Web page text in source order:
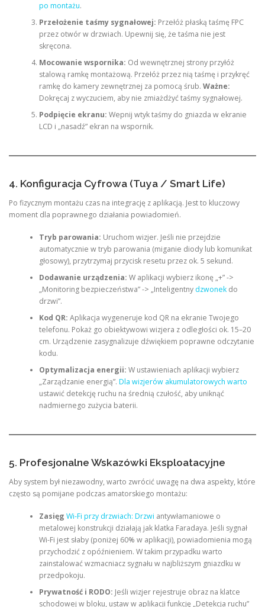
po montażu.
Przełożenie taśmy sygnałowej: Przełóż płaską taśmę FPC
przez otwór w drzwiach. Upewnij się, że taśma nie jest
skręcona.
Mocowanie wspornika: Od wewnętrznej strony przyłóż
stalową ramkę montażową. Przełóż przez nią taśmę i przykręć
ramkę do kamery zewnętrznej za pomocą śrub. Ważne:
Dokręcaj z wyczuciem, aby nie zmiażdżyć taśmy sygnałowej.
Podpięcie ekranu: Wepnij wtyk taśmy do gniazda w ekranie
LCD i „nasadź” ekran na wspornik.
4. Konfiguracja Cyfrowa (Tuya / Smart Life)
Po fizycznym montażu czas na integrację z aplikacją. Jest to kluczowy
moment dla poprawnego działania powiadomień.
Tryb parowania: Uruchom wizjer. Jeśli nie przejdzie
automatycznie w tryb parowania (miganie diody lub komunikat
głosowy), przytrzymaj przycisk resetu przez ok. 5 sekund.
Dodawanie urządzenia: W aplikacji wybierz ikonę „+” ->
„Monitoring bezpieczeństwa” -> „Inteligentny dzwonekdo
drzwi”.
Kod QR: Aplikacja wygeneruje kod QR na ekranie Twojego
telefonu. Pokaż go obiektywowi wizjera z odległości ok. 15–20
cm. Urządzenie zasygnalizuje dźwiękiem poprawne odczytanie
kodu.
Optymalizacja energii: W ustawieniach aplikacji wybierz
„Zarządzanie energią”. Dla wizjerów akumulatorowych warto
ustawić detekcję ruchu na średnią czułość, aby uniknąć
nadmiernego zużycia baterii.
5. Profesjonalne Wskazówki Eksploatacyjne
Aby system był niezawodny, warto zwrócić uwagę na dwa aspekty, które
często są pomijane podczas amatorskiego montażu:
Zasięg Wi-Fi przy drzwiach: Drzwi antywłamaniowe o
metalowej konstrukcji działają jak klatka Faradaya. Jeśli sygnał
Wi-Fi jest słaby (poniżej 60% w aplikacji), powiadomienia mogą
przychodzić z opóźnieniem. W takim przypadku warto
zainstalować wzmacniacz sygnału w najbliższym gniazdku w
przedpokoju.
Prywatność i RODO: Jeśli wizjer rejestruje obraz na klatce
schodowej w bloku, ustaw w aplikacji funkcję „Detekcja ruchu”